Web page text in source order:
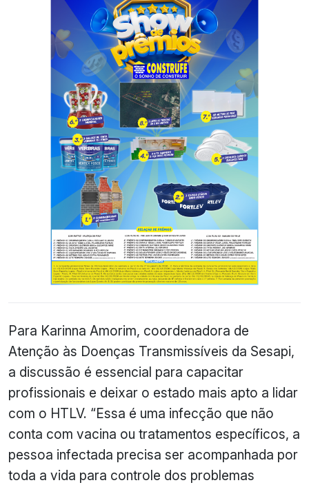
Para Karinna Amorim, coordenadora de
Atenção às Doenças Transmissíveis da Sesapi,
a discussão é essencial para capacitar
profissionais e deixar o estado mais apto a lidar
com o HTLV. “Essa é uma infecção que não
conta com vacina ou tratamentos específicos, a
pessoa infectada precisa ser acompanhada por
toda a vida para controle dos problemas